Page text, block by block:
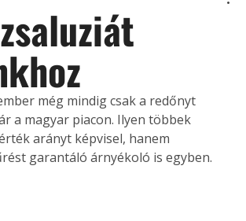
még mindig csak a redőnyt
a magyar piacon. Ilyen többek
arányt képvisel, hanem
garantáló árnyékoló is egyben.